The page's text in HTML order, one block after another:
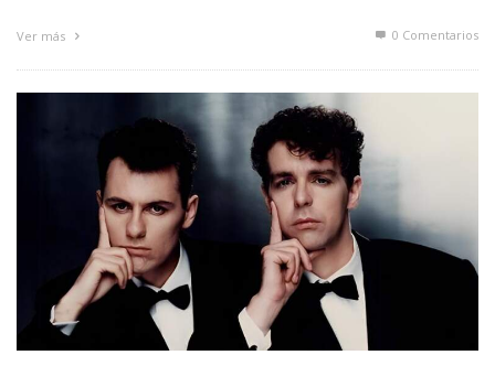
Ver más 0 Comentarios